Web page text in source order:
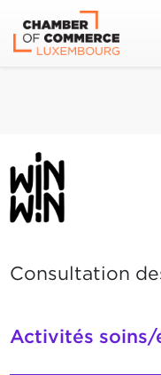
Consultation
Activités soins/